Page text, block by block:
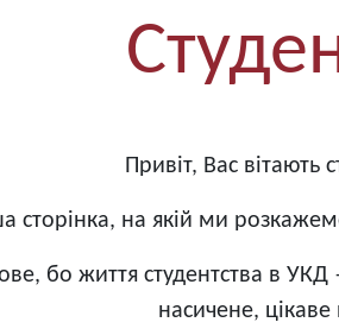
Привіт, Вас вітають
сторінка, на якій ми
бо життя студентства в
насичене,